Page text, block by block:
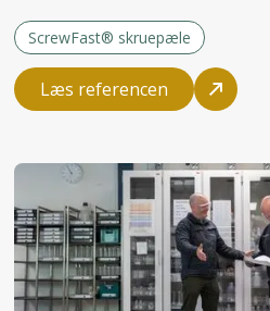
ScrewFast® skruepæle
Læs referencen